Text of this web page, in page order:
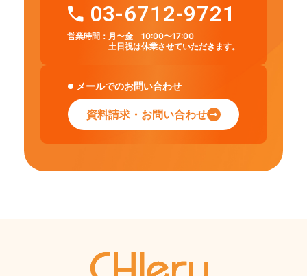
03-6712-9721
営業時間： 月〜金 10:00〜17:00
土日祝は休業させていただきます。
メールでのお問い合わせ
資料請求・お問い合わせ